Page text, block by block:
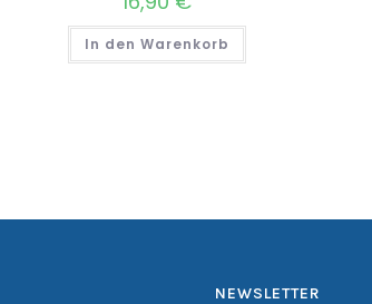
In den Warenkorb
NEWSLETTER